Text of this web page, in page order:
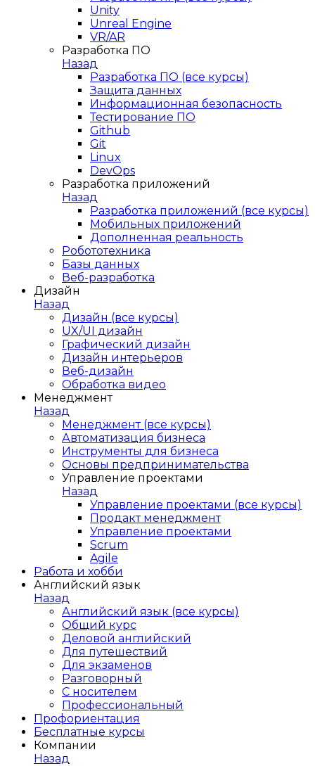
Unity
Unreal Engine
VR/AR
Разработка ПО
Назад
Разработка ПО (все курсы)
Защита данных
Информационная безопасность
Тестирование ПО
Github
Git
Linux
DevOps
Разработка приложений
Назад
Разработка приложений (все курсы)
Мобильных приложений
Дополненная реальность
Робототехника
Базы данных
Веб-разработка
Дизайн
Назад
Дизайн (все курсы)
UX/UI дизайн
Графический дизайн
Дизайн интерьеров
Веб-дизайн
Обработка видео
Менеджмент
Назад
Менеджмент (все курсы)
Автоматизация бизнеса
Инструменты для бизнеса
Основы предпринимательства
Управление проектами
Назад
Управление проектами (все курсы)
Продакт менеджмент
Управление проектами
Scrum
Agile
Работа и хобби
Английский язык
Назад
Английский язык (все курсы)
Общий курс
Деловой английский
Для путешествий
Для экзаменов
Разговорный
С носителем
Профессиональный
Профориентация
Бесплатные курсы
Компании
Назад